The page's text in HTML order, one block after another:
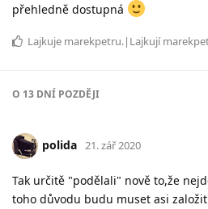
přehledně dostupná
Lajkuje marekpetru.|Lajkují
O 13 DNÍ POZDĚJI
polida 21. zář 2020
Tak určitě "podělali" nově to,že
toho důvodu budu muset asi